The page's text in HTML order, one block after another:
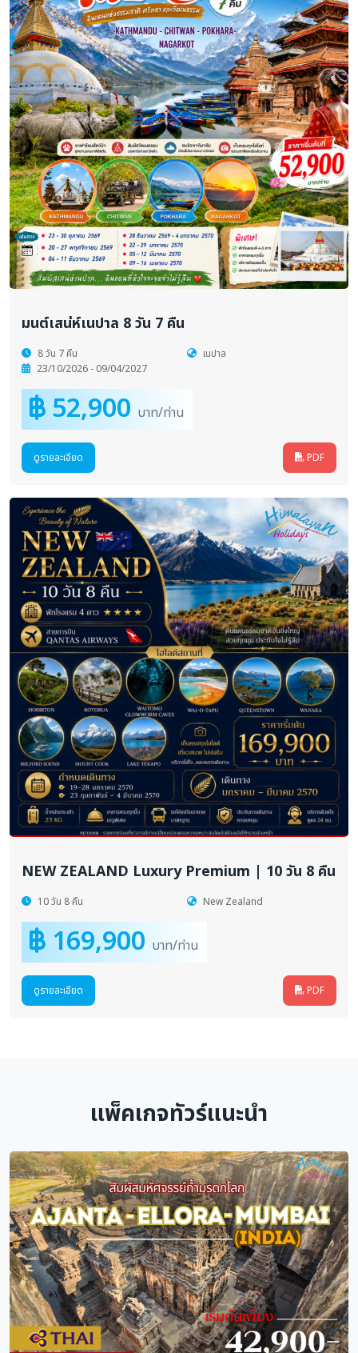
มนต์เสน่ห์เนปาล 8 วัน 7 คืน
8 วัน 7 คืน
เนปาล
23/10/2026 - 09/04/2027
52,900 บาท/ท่าน
ดูรายละเอียด PDF
NEW ZEALAND Luxury Premium | 10 วัน 8 คืน
10 วัน 8 คืน New Zealand
169,900 บาท/ท่าน
ดูรายละเอียด PDF
แพ็คเกจทัวร์แนะนำ